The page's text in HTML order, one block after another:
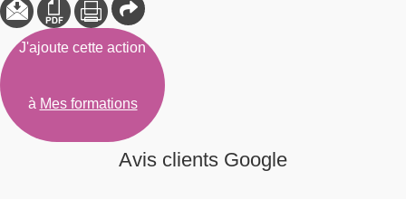
J'ajoute cette action
à Mes formations
Avis clients Google